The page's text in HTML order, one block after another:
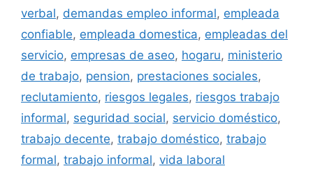
verbal, demandas empleo informal, empleada
confiable, empleada domestica, empleadas del
servicio, empresas de aseo, hogaru, ministerio
de trabajo, pension, prestaciones sociales,
reclutamiento, riesgos legales, riesgos trabajo
informal, seguridad social, servicio doméstico,
trabajo decente, trabajo doméstico, trabajo
formal, trabajo informal, vida laboral